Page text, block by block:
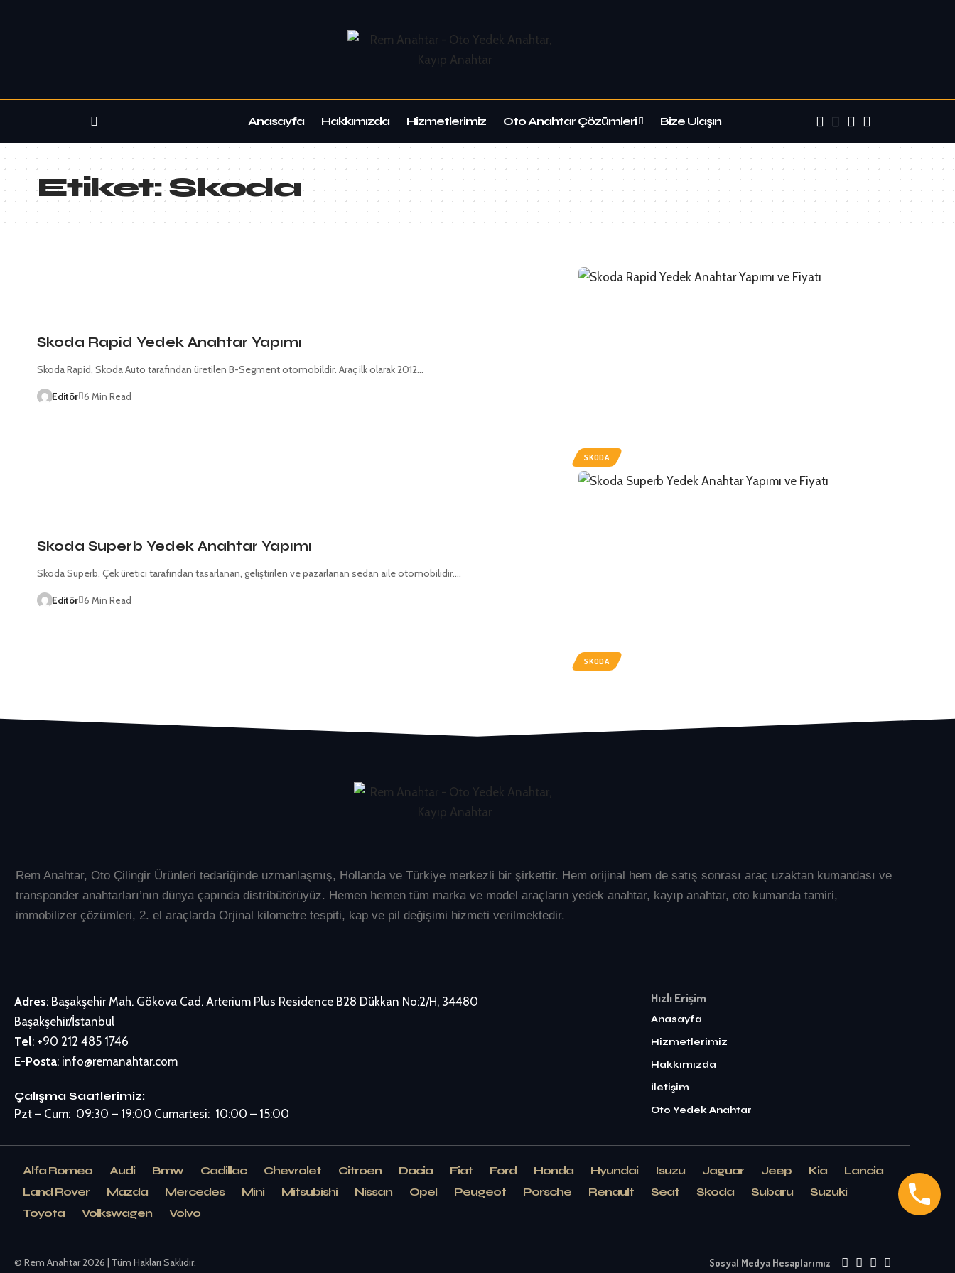
Anasayfa Hakkımızda Hizmetlerimiz Oto Anahtar Çözümleri Bize Ulaşın
Etiket:Skoda
SKODA
Skoda Rapid Yedek Anahtar Yapımı
Skoda Rapid, Skoda Auto tarafından üretilen B-Segment otomobildir. Araç ilk olarak 2012…
Editör 6 Min Read
SKODA
Skoda Superb Yedek Anahtar Yapımı
Skoda Superb, Çek üretici tarafından tasarlanan, geliştirilen ve pazarlanan sedan aile otomobilidir.…
Editör 6 Min Read
Rem Anahtar, Oto Çilingir Ürünleri tedariğinde uzmanlaşmış, Hollanda ve Türkiye merkezli bir şirkettir. Hem orijinal hem de satış sonrası araç uzaktan kumandası ve
transponder anahtarları’nın dünya çapında distribütörüyüz. Hemen hemen tüm marka ve model araçların yedek anahtar, kayıp anahtar, oto kumanda tamiri,
immobilizer çözümleri, 2. el araçlarda Orjinal kilometre tespiti, kap ve pil değişimi hizmeti verilmektedir.
Adres: Başakşehir Mah. Gökova Cad. Arterium Plus Residence B28 Dükkan No:2/H, 34480
Başakşehir/İstanbul
Tel: +90 212 485 1746
E-Posta: info@remanahtar.com
Çalışma Saatlerimiz:
Pzt – Cum: 09:30 – 19:00 Cumartesi: 10:00 – 15:00
Hızlı Erişim
Anasayfa
Hizmetlerimiz
Hakkımızda
İletişim
Oto Yedek Anahtar
Alfa Romeo Audi Bmw Cadillac Chevrolet Citroen Dacia Fiat Ford Honda Hyundai Isuzu Jaguar Jeep Kia
Lancia
Land Rover
Mazda Mercedes Mini Mitsubishi Nissan Opel Peugeot Porsche Renault Seat Skoda Subaru
Suzuki
Toyota
Volkswagen Volvo
© Rem Anahtar 2026 | Tüm Hakları Saklıdır. Sosyal Medya Hesaplarımız